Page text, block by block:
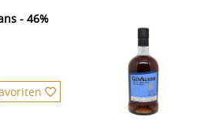
- 46%